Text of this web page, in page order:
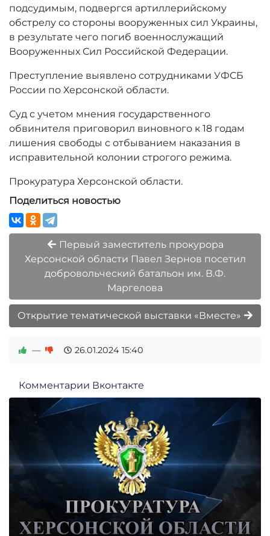
подсудимым, подвергся артиллерийскому
обстрелу со стороны вооруженных сил Украины,
в результате чего погиб военнослужащий
Вооруженных Сил Российской Федерации.
Преступление выявлено сотрудниками УФСБ
России по Херсонской области.
Суд с учетом мнения государственного
обвинителя приговорил виновного к 18 годам
лишения свободы с отбыванием наказания в
исправительной колонии строгого режима.
Прокуратура Херсонской области.
Поделиться новостью
Первый заместитель прокурора
Херсонской области Павел Зернов посетил
добровольческий батальон им. В.Ф.
Маргелова
Открытие тематической выставки «Вместе»
— 26.01.2024 15:40
Комментарии Вконтакте